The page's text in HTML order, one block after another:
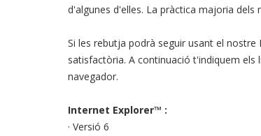
d'algunes d'elles. La pràctica majoria
Si les rebutja podrà seguir usant el
satisfactòria. A continuació t'indiquem
navegador.
Internet Explorer™ :
· Versió 6